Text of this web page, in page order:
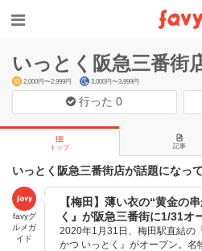
いっとく阪急三番街
2,000円〜2,999円 3,000円〜3,999円
行った0
トップ 記事
いっとく阪急三番街店が話題になっ
favyグ
ルメガ
イド
【梅田】薄い衣の“黄金の
く』が阪急三番街に1/31オ
2020年1月31日、梅田駅直結の
かつ いっとく』がオープン。名